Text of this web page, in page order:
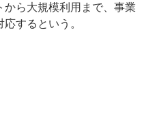
から大規模利用まで、事業
するという。